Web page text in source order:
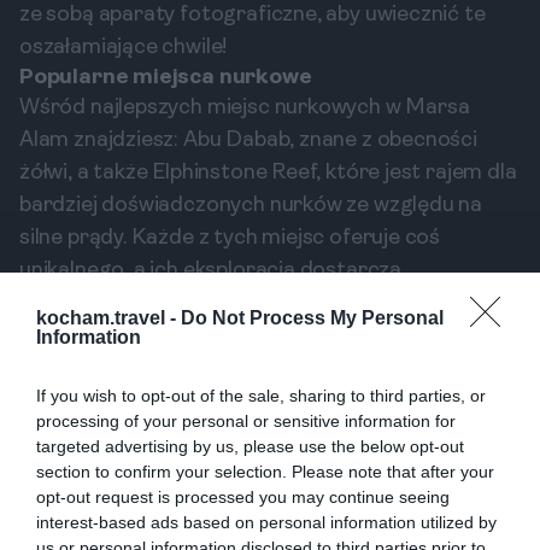
kocham.travel - Do Not Process My Personal
Information
If you wish to opt-out of the sale, sharing to third parties, or
processing of your personal or sensitive information for
targeted advertising by us, please use the below opt-out
section to confirm your selection. Please note that after your
opt-out request is processed you may continue seeing
interest-based ads based on personal information utilized by
ze sobą aparaty fotograficzne, aby uwiecznić te
oszałamiające chwile!
Popularne miejsca nurkowe
Wśród najlepszych miejsc nurkowych w Marsa
Alam znajdziesz: Abu Dabab, znane z obecności
żółwi, a także Elphinstone Reef, które jest rajem dla
bardziej doświadczonych nurków ze względu na
silne prądy. Każde z tych miejsc oferuje coś
unikalnego, a ich eksploracja dostarcza
niezapomnianych emocji i widoków, które na długo
zapadną w pamięć.
Oprócz nurkowania, Marsa Alam oferuje także
wiele innych atrakcji, takich jak jazda na quadach po
pustyni, rejsy łodzią głębinową czy poznawanie
lokalnej kultury podczas wycieczek do pobliskich
miast. Ofertę wzbogacają również fantastyczne